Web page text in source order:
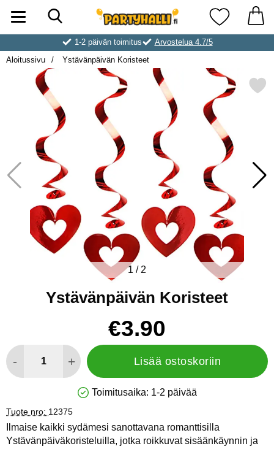
Ostoskori laajennettu Partyhallen AB
Suosikkini
1-2 päivän toimitus
Arvostelua 4.7/5
Aloitussivu
Ystävänpäivän Koristeet
Merkitse ystävänpäivän
1 / 2
Ystävänpäivän Koristeet
hinta
€3.90
- + Lisää ostoskoriin
Saatavuus: Varastossa
Toimitusaika: 1-2 päivää
Tuote nro: 12375
Ilmaise kaikki sydämesi sanottavana romanttisilla
Ystävänpäiväkoristeluilla, jotka roikkuvat sisäänkäynnin ja